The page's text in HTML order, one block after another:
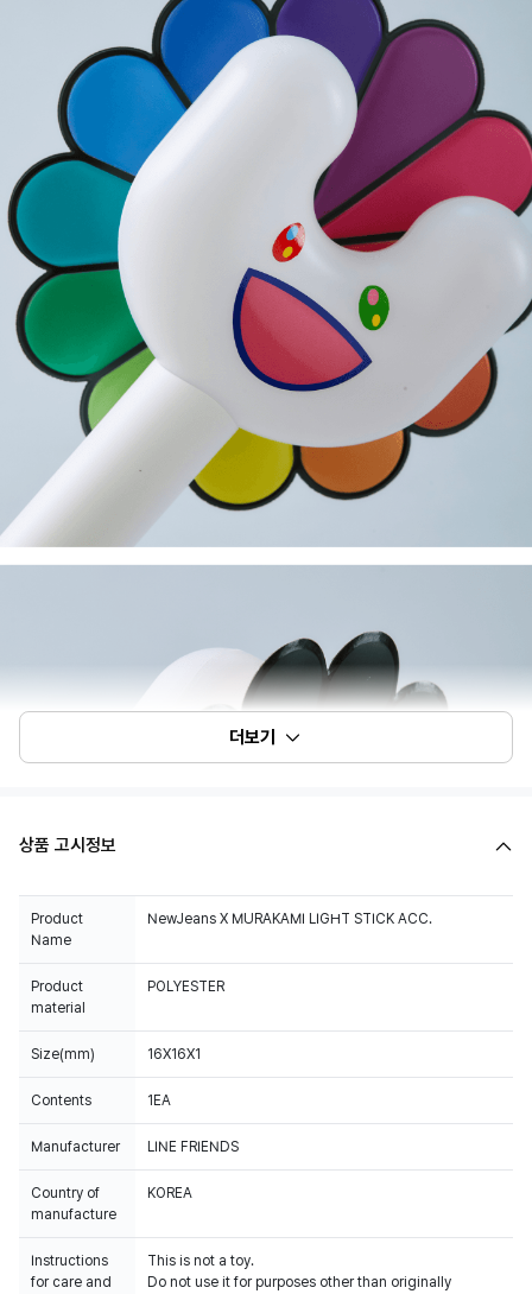
더보기
상품 고시정보
Product
Name
NewJeans X MURAKAMI LIGHT STICK ACC.
Product
material
POLYESTER
Size(mm) 16X16X1
Contents 1EA
Manufacturer LINE FRIENDS
Country of
manufacture
KOREA
Instructions
for care and
This is not a toy.
Do not use it for purposes other than originally